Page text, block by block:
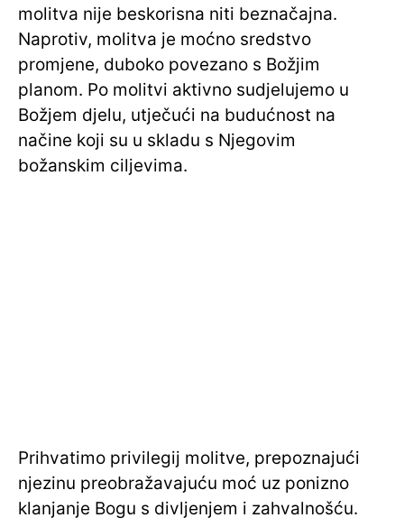
molitva nije beskorisna niti beznačajna.
Naprotiv, molitva je moćno sredstvo
promjene, duboko povezano s Božjim
planom. Po molitvi aktivno sudjelujemo u
Božjem djelu, utječući na budućnost na
načine koji su u skladu s Njegovim
božanskim ciljevima.
Prihvatimo privilegij molitve, prepoznajući
njezinu preobražavajuću moć uz ponizno
klanjanje Bogu s divljenjem i zahvalnošću.